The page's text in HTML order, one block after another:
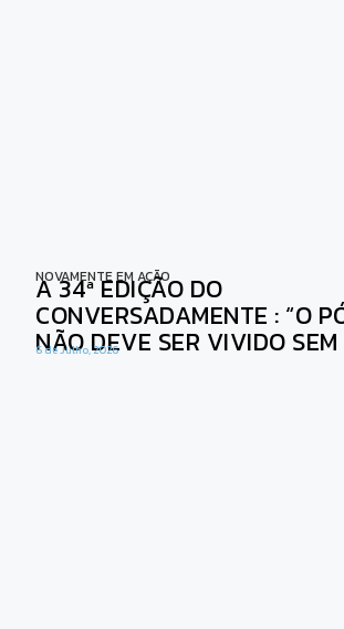
NOVAMENTE EM AÇÃO
A 34ª EDIÇÃO DO
CONVERSADAMENTE : “O
NÃO DEVE SER VIVIDO
6 de Julho, 2026